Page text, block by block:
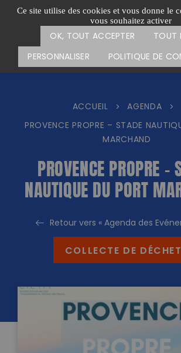
Ce site utilise des cookies et vous donne le
vous souhaitez activer
OK, TOUT ACCEPTER
TOUT
PERSONNALISER
POLITIQUE DE
Passer
CARTE DES ACTIONS FAIRE
ACCUEIL > AGENDA
>
PROVENCE PROPRE – STADE
MARCHAND
PROVENCE PROPRE –
NAUTIQUE DU PORT
Retour vers « Agenda des
COLLECTE DE